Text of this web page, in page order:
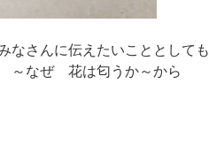
さんに伝えたいこととしても
なぜ 花は匂うか～から